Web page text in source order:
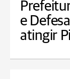
e
atingir